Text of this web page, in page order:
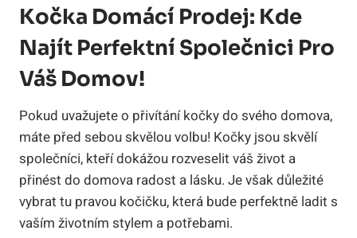
Kočka Domácí Prodej: Kde
Najít Perfektní Společnici Pro
Váš Domov!
Pokud uvažujete o přivítání kočky do svého domova,
máte před sebou skvělou volbu! Kočky jsou skvělí
společníci, kteří dokážou rozveselit váš život a
přinést do domova radost a lásku. Je však důležité
vybrat tu pravou kočičku, která bude perfektně ladit s
vaším životním stylem a potřebami.